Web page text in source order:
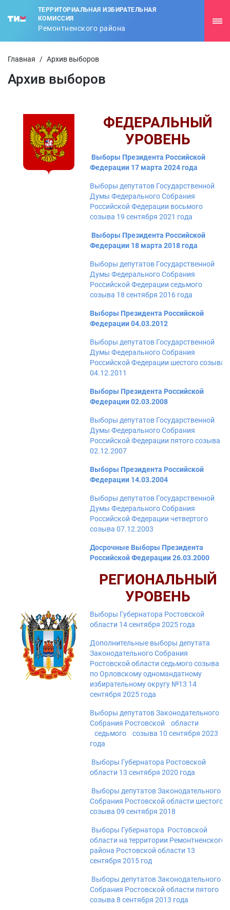
ТЕРРИТОРИАЛЬНАЯ ИЗБИРАТЕЛЬНАЯ
КОМИССИЯ
Ремонтненского района
Главная / Архив выборов
Архив выборов
ФЕДЕРАЛЬНЫЙ
УРОВЕНЬ
Выборы Президента Российской
Федерации 17 марта 2024 года
Выборы депутатов Государственной
Думы Федерального Собрания
Российской Федерации восьмого
созыва 19 сентября 2021 года
Выборы Президента Российской
Федерации 18 марта 2018 года
Выборы депутатов Государственной
Думы Федерального Собрания
Российской Федерации седьмого
созыва 18 сентября 2016 года
Выборы Президента Российской
Федерации 04.03.2012
Выборы депутатов Государственной
Думы Федерального Собрания
Российской Федерации шестого созыва
04.12.2011
Выборы Президента Российской
Федерации 02.03.2008
Выборы депутатов Государственной
Думы Федерального Собрания
Российской Федерации пятого созыва
02.12.2007
Выборы Президента Российской
Федерации 14.03.2004
Выборы депутатов Государственной
Думы Федерального Собрания
Российской Федерации четвертого
созыва 07.12.2003
Досрочные Выборы Президента
Российской Федерации 26.03.2000
РЕГИОНАЛЬНЫЙ
УРОВЕНЬ
Выборы Губернатора Ростовской
области 14 сентября 2025 года
Дополнительные выборы депутата
Законодательного Собрания
Ростовской области седьмого созыва
по Орловскому одномандатному
избирательному округу №13 14
сентября 2025 года
Выборы депутатов Законодательного
Собрания Ростовской области
седьмого созыва 10 сентября 2023
года
Выборы Губернатора Ростовской
области 13 сентября 2020 года
Выборы депутатов Законодательного
Собрания Ростовской области шестого
созыва 09 сентября 2018
Выборы Губернатора Ростовской
области на территории Ремонтненского
района Ростовской области 13
сентября 2015 год
Выборы депутатов Законодательного
Собрания Ростовской области пятого
созыва 8 сентября 2013 года